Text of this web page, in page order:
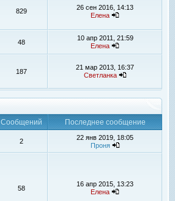
829
26 сен 2016, 14:13
Елена
48
10 апр 2011, 21:59
Елена
187
21 мар 2013, 16:37
Светланка
Сообщений Последнее сообщение
2
22 янв 2019, 18:05
Проня
58
16 апр 2015, 13:23
Елена